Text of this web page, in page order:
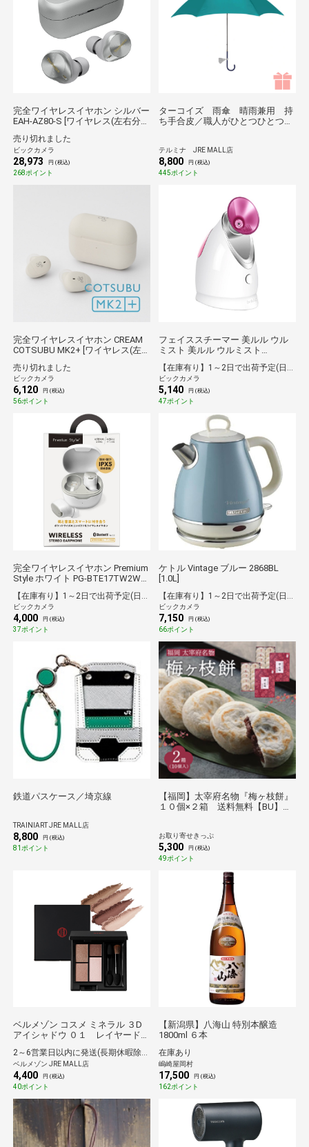
完全ワイヤレスイヤホン シルバー
EAH-AZ80-S [ワイヤレス(左右分
ング対応 /Bluetooth対応] 【代金
引換配送不可】
売り切れました
ビックカメラ
28,973 円 (税込)
268ポイント
ターコイズ 雨傘 晴雨兼用 持
ち手合皮／職人がひとつひとつ丁
テルミナ JRE MALL店
8,800 円 (税込)
445ポイント
完全ワイヤレスイヤホン CREAM
COTSUBU MK2+ [ワイヤレス(左
売り切れました
ビックカメラ
6,120 円 (税込)
56ポイント
フェイススチーマー 美ルル ウル
ミスト 美ルル ウルミスト
ビックカメラ
5,140 円 (税込)
47ポイント
完全ワイヤレスイヤホン Premium
Style ホワイト PG-BTE17TW2WH
/Bluetooth対応]
【在庫有り】1～2日で出荷予定(日付指定可)
ビックカメラ
4,000 円 (税込)
37ポイント
ケトル Vintage ブルー 2868BL
[1.0L]
【在庫有り】1～2日で出荷予定(日付指定可)
ビックカメラ
7,150 円 (税込)
66ポイント
鉄道パスケース／埼京線
TRAINIART JRE MALL店
8,800 円 (税込)
81ポイント
【福岡】太宰府名物『梅ヶ枝餅』
１０個×２箱 送料無料【BU】
お取り寄せきっぷ
5,300 円 (税込)
49ポイント
ベルメゾン コスメ ミネラル ３D
アイシャドウ ０１ レイヤードブ
2～6営業日以内に発送(長期休暇除く)
ベルメゾン JRE MALL店
4,400 円 (税込)
40ポイント
【新潟県】八海山 特別本醸造
1800ml ６本
在庫あり
嶋崎屋岡村
17,500 円 (税込)
162ポイント